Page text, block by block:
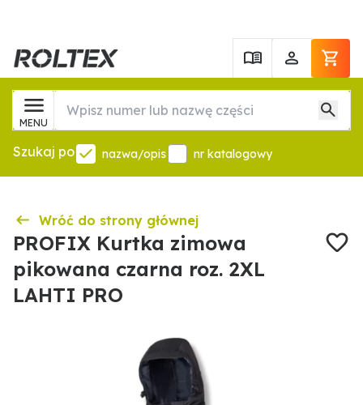
MENU
Szukaj po nazwa/opis nr katalogowy
Wróć do strony głównej
PROFIX Kurtka zimowa
pikowana czarna roz. 2XL
LAHTI PRO